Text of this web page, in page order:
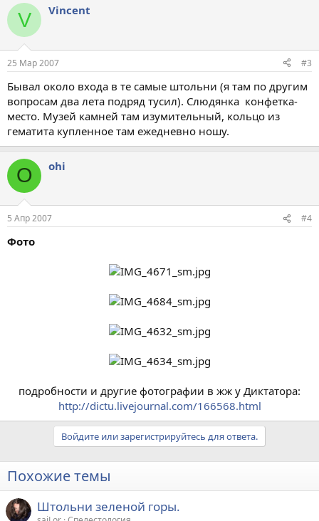
V Vincent
25 Мар 2007 #3
Бывал около входа в те самые штольни (я там по другим
вопросам два лета подряд тусил). Слюдянка  конфетка-
место. Музей камней там изумительный, кольцо из
гематита купленное там ежедневно ношу.
O ohi
5 Апр 2007 #4
Фото
подробности и другие фотографии в жж у Диктатора:
http://dictu.livejournal.com/166568.html
Войдите или зарегистрируйтесь для ответа.
Похожие темы
Штольни зеленой горы.